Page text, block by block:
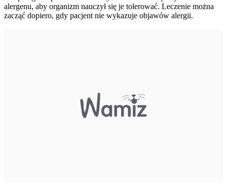
alergenu, aby organizm nauczył się je tolerować. Leczenie można
zacząć dopiero, gdy pacjent nie wykazuje objawów alergii.